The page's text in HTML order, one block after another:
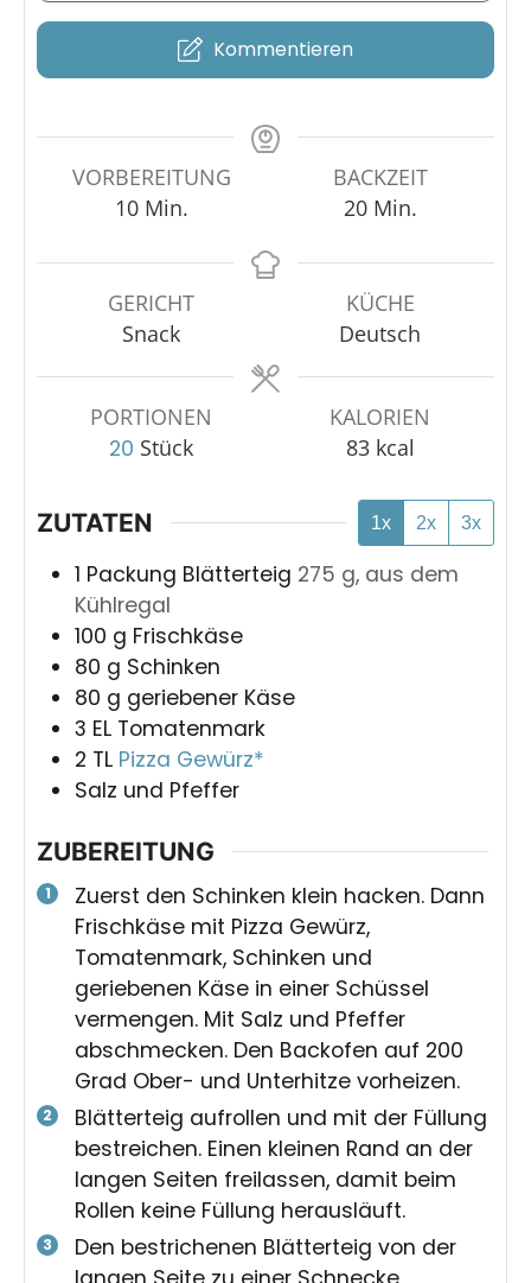
Kommentieren
VORBEREITUNG
10 Min.
BACKZEIT
20 Min.
GERICHT
Snack
KÜCHE
Deutsch
PORTIONEN
20 Stück
KALORIEN
83 kcal
ZUTATEN 1x 2x 3x
1 Packung Blätterteig 275 g, aus dem
Kühlregal
100 g Frischkäse
80 g Schinken
80 g geriebener Käse
3 EL Tomatenmark
2 TL Pizza Gewürz*
Salz und Pfeffer
ZUBEREITUNG
Zuerst den Schinken klein hacken. Dann
Frischkäse mit Pizza Gewürz,
Tomatenmark, Schinken und
geriebenen Käse in einer Schüssel
vermengen. Mit Salz und Pfeffer
abschmecken. Den Backofen auf 200
Grad Ober- und Unterhitze vorheizen.
Blätterteig aufrollen und mit der Füllung
bestreichen. Einen kleinen Rand an der
langen Seiten freilassen, damit beim
Rollen keine Füllung herausläuft.
Den bestrichenen Blätterteig von der